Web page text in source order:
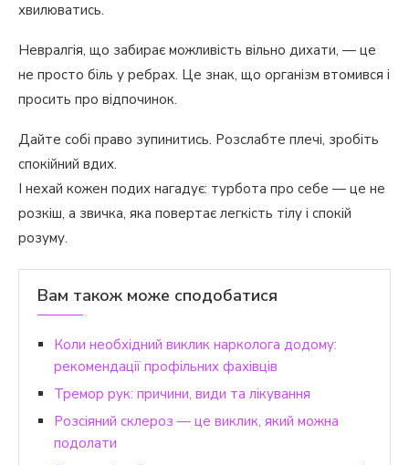
хвилюватись.
Невралгія, що забирає можливість вільно дихати, — це
не просто біль у ребрах. Це знак, що організм втомився і
просить про відпочинок.
Дайте собі право зупинитись. Розслабте плечі, зробіть
спокійний вдих.
І нехай кожен подих нагадує: турбота про себе — це не
розкіш, а звичка, яка повертає легкість тілу і спокій
розуму.
Вам також може сподобатися
Коли необхідний виклик нарколога додому:
рекомендації профільних фахівців
Тремор рук: причини, види та лікування
Розсіяний склероз — це виклик, який можна
подолати